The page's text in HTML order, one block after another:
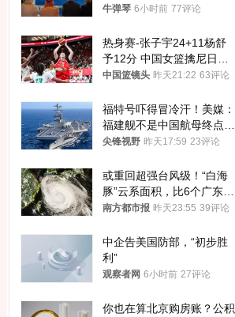
牛弹琴 6小时前 77评论
热身赛-张子宇24+11杨舒
予12分 中国女篮擒尼日利
亚
中国篮镜头 昨天21:22 63评论
福特号吓得冒冷汗！美媒：
福建舰不是中国航母终点，
而是新起点！
尖锋视野 昨天17:59 23评论
或重回超强台风级！“白海
豚”云系面积，比6个广东还
大！深圳官方：注意这件事
南方都市报 昨天23:55 39评论
中企告美国防部，“初步胜
利”
观察者网 6小时前 27评论
你也在算北京购房账？公积